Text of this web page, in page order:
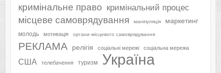
кримінальне право кримінальний процес
місцеве самоврядування маніпуляція маркетинг
молодь мотивація органи місцевого самоврядування
РЕКЛАМА релігія соціальні мережі соціальна мережа
США телебачення туризм Україна